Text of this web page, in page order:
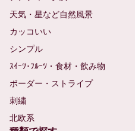
天気・星など自然風景
カッコいい
シンプル
ｽｲｰﾂ･ﾌﾙｰﾂ・食材・飲み物
ボーダー・ストライプ
刺繍
北欧系